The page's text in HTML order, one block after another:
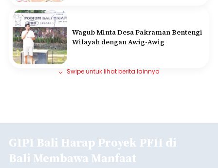
Wagub Minta Desa Pakraman Bentengi
Wilayah dengan Awig-Awig
Swipe untuk lihat berita lainnya
GIPI Bali Harap Proyek PFII di
Bali Membawa Manfaat